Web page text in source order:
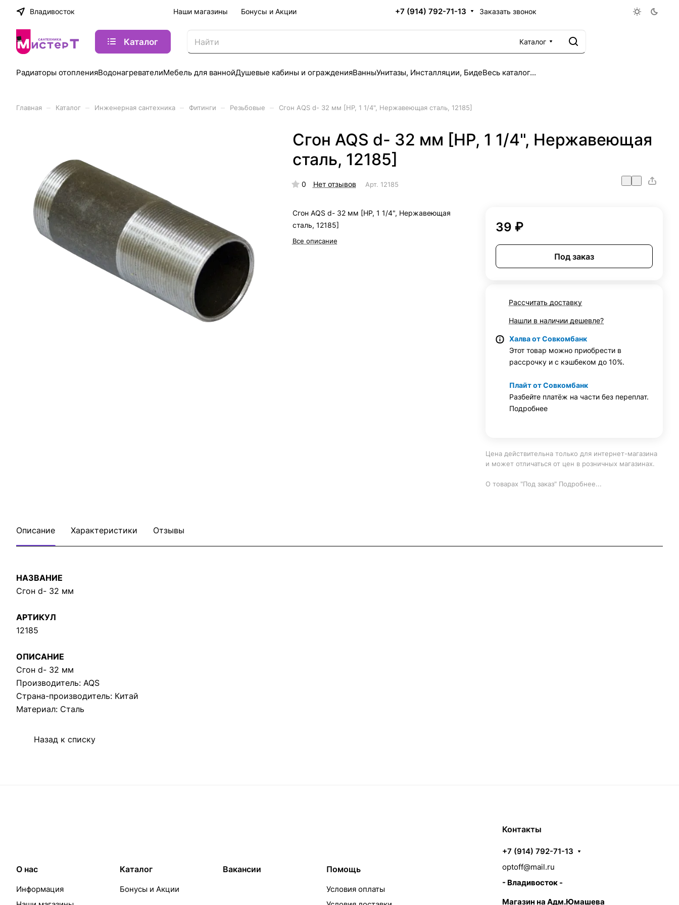
Владивосток Наши магазины Бонусы и Акции +7 (914) 792-71-13 Заказать звонок
Каталог Каталог
Радиаторы отопленияВодонагревателиМебель для ваннойДушевые кабины и огражденияВанныУнитазы, Инсталляции, БидеВесь каталог...
Главная Каталог Инженерная сантехника Фитинги Резьбовые Сгон AQS d- 32 мм [НР, 1 1/4", Нержавеющая сталь, 12185]
Сгон AQS d- 32 мм [НР, 1 1/4", Нержавеющая
сталь, 12185]
0 Нет отзывов Арт. 12185
Сгон AQS d- 32 мм [НР, 1 1/4", Нержавеющая
сталь, 12185]
Все описание
39 ₽
Под заказ
Рассчитать доставку
Нашли в наличии дешевле?
Халва от Совкомбанк
Этот товар можно приобрести в
рассрочку и с кэшбеком до 10%.
Плайт от Совкомбанк
Разбейте платёж на части без переплат.
Подробнее
Цена действительна только для интернет-магазина
и может отличаться от цен в розничных магазинах.
О товарах "Под заказ" Подробнее...
Описание Характеристики Отзывы
НАЗВАНИЕ
Сгон d- 32 мм
АРТИКУЛ
12185
ОПИСАНИЕ
Сгон d- 32 мм
Производитель: AQS
Страна-производитель: Китай
Материал: Сталь
Назад к списку
О нас
Информация
Каталог
Бонусы и Акции
Вакансии Помощь
Условия оплаты
Контакты
+7 (914) 792-71-13
optoff@mail.ru
- Владивосток -
Магазин на Адм.Юмашева